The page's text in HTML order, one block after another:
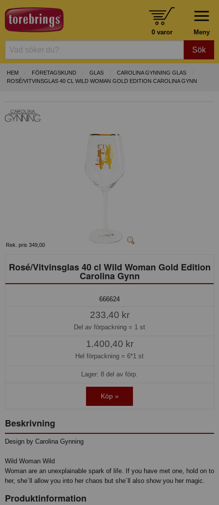
Meny
0 varor
Sök
HEM FÖRETAGSKUND GLAS
CAROLINA GYNNING GLAS
ROSÉ/VITVINSGLAS 40 CL WILD WOMAN GOLD EDITION CAROLINA GYNN
Rek. pris 349,00
Rosé/Vitvinsglas 40 cl Wild Woman Gold Edition
Carolina Gynn
666624
233,40 kr
Del av förpackning = 1 st
1.400,40 kr
Hel förpackning = 6*1 st
Lager: 8 del av förp.
Köp »
Beskrivning
Design by Carolina Gynning
Wild Woman Wild
Woman are an unexplainable spark of life. If you have met one, hold on to
her, she´ll allow you into her chaos but she´ll also show you her magic.
Produktinformation